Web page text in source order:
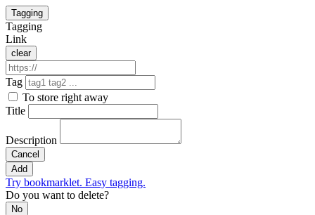
Tagging
Tagging
Link
clear
Tag
To store right away
Title
Description
Cancel
Add
Try bookmarklet. Easy tagging.
Do you want to delete?
No